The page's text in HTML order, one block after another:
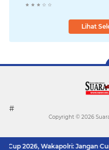
Lihat
#
2026, Wakapolri: Jangan
Copyright © 2026